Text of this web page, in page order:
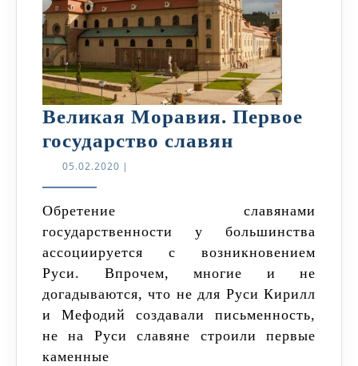
Великая Моравия. Первое
государство славян
государство
славян
05.02.2020 05.02.2020
|
Обретение славянами
государственности у большинства
ассоциируется с возникновением
Руси. Впрочем, многие и не
догадываются, что не для Руси Кирилл
и Мефодий создавали письменность,
не на Руси славяне строили первые
каменные